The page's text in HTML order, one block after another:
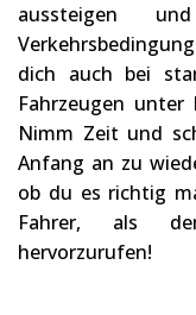
aussteigen
dich auch bei
Fahrzeugen unter
Nimm Zeit und
Anfang an zu
ob du es richtig
Fahrer, als
hervorzurufen!